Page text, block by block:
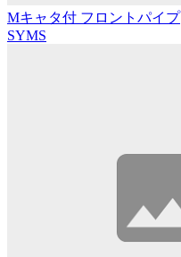
Mキャタ付 フロントパイプ
SYMS